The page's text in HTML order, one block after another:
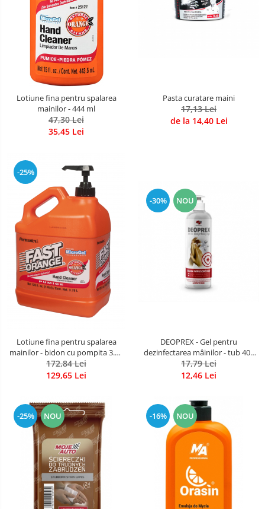
Lotiune fina pentru spalarea
mainilor - 444 ml
47,30 Lei
35,45 Lei
Pasta curatare maini
17,13 Lei
de la 14,40 Lei
-25%
Lotiune fina pentru spalarea
mainilor - bidon cu pompita 3.78
L
172,84 Lei
129,65 Lei
-30% NOU
DEOPREX - Gel pentru
dezinfectarea mâinilor - tub 400
ml cu pompita
17,79 Lei
12,46 Lei
-25% NOU -16% NOU